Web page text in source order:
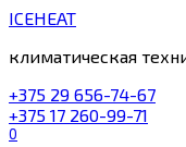
ICEHEAT
климатическая
+375 29 656-74-67
+375 17 260-99-71
0